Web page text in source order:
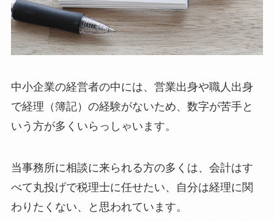
中小企業の経営者の中には、営業出身や職人出身
で経理（簿記）の経験がないため、数字が苦手と
いう方が多くいらっしゃいます。
当事務所に相談に来られる方の多くは、会計はす
べて丸投げで税理士に任せたい、自分は経理に関
わりたくない、と思われています。